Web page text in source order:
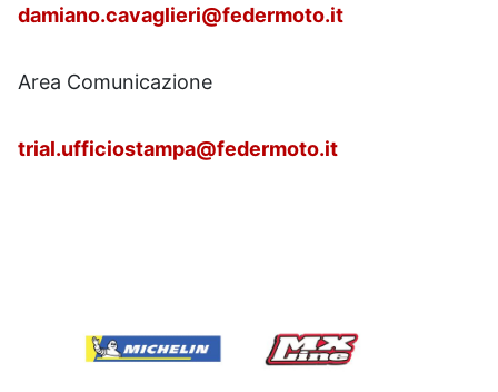
damiano.cavaglieri@federmoto.it
Area Comunicazione
trial.ufficiostampa@federmoto.it